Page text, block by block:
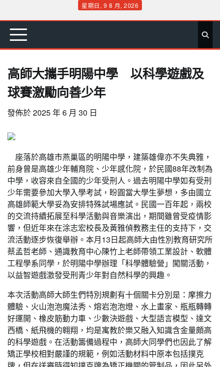
content
星期日, 9 8 月, 2026
首 要 娛 生 社 文 公 運 旅 政 地 專
高師大攜手明陽中學 以科學遊戲及
球賽激勵向善少年
發佈於2025 年 6 月 30 日
座落於高雄市燕巢區的明陽中學，建築雄偉亦不失典雅，
前身曾是高雄少年輔育院、少年感化院，於民國88年改制為
中學，收容來自全國的少年受刑人。過去明陽中學如有受刑
少年需要參加大學入學考試，盼圓當大學生夢想，多由國立
高雄師範大學妥為安排特殊試場應試。民國一百年起，兩校
的交流持續拓展至科學活動與音樂演出，期間雖曾受疫情影
響，但近年來在涂志宏校長及黃雅偵教務主任的支持下，交
流活動逐步恢復舉辦。本月13日起高師大由性別教育研究所
蔡孟哲老師、通識教育中心陳竹上老師帶領工業設計、軟體
工程學系同學，於明陽中學辦理「科學體驗營」闖關活動，
以益智遊戲激發受刑青少年對自然科學的興趣。
本次活動高師大師生們特別規劃有十個關卡分別是：摩擦力
體驗、火山泡泡魔法秀、熔岩泡泡燈、水上畫家、瓶瓶轉轉
好運開、橡皮筋動力車、少數決遊戲、大型語言模型、達文
西橋、紙飛機的翱翔，均是寓教於樂又融入知識含金量頗高
的科學遊戲。在活動籌備過程中，高師大同學們也因此了解
矯正學校相對嚴謹的規範，例如活動材料中原本包括撲克